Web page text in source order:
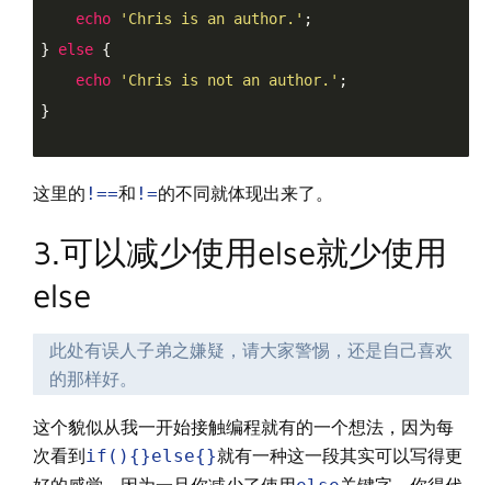
echo
'Chris is an author.' ;
} else {
echo
'Chris is not an author.' ;
}
这里的 !==和 !=的不同就体现出来了。
3.可以减少使用else就少使用
else
此处有误人子弟之嫌疑，请大家警惕，还是自己喜欢
的那样好。
这个貌似从我一开始接触编程就有的一个想法，因为每
次看到if(){}else{}就有一种这一段其实可以写得更